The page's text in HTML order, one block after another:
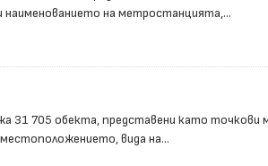
наименованието на метростанцията,...
31 705 обекта, представени като точкови
вида на...